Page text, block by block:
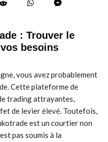
: Trouver le
besoins
vous avez probablement
Cette plateforme de
trading attrayantes,
de levier élevé. Toutefois,
est un courtier non
pas soumis à la